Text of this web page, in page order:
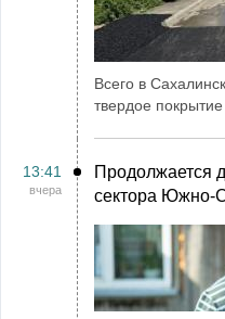
Всего в
твердое
13:41
вчера
Продолжается
сектора Южно-